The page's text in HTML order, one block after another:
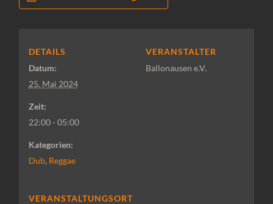
DETAILS
Datum:
25. Mai 2024
Zeit:
22:00 - 05:00
Kategorien:
Dub, Reggae
VERANSTALTUNGSORT
VERANSTALTER
Ballonausen e.V.